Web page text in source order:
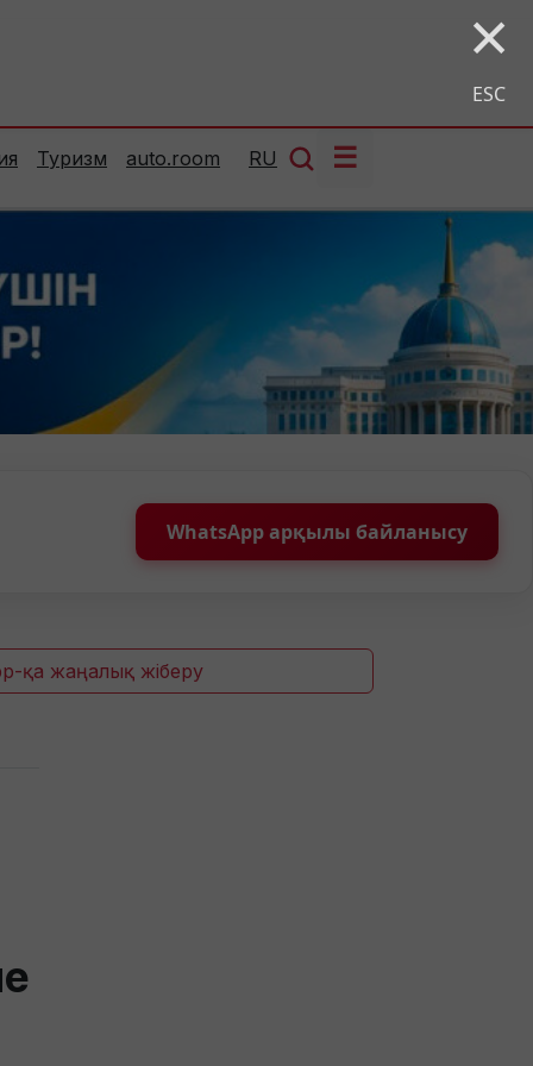
×
ESC
Туризм auto.room RU ☰
WhatsApp арқылы байланысу
қа жаңалық жіберу